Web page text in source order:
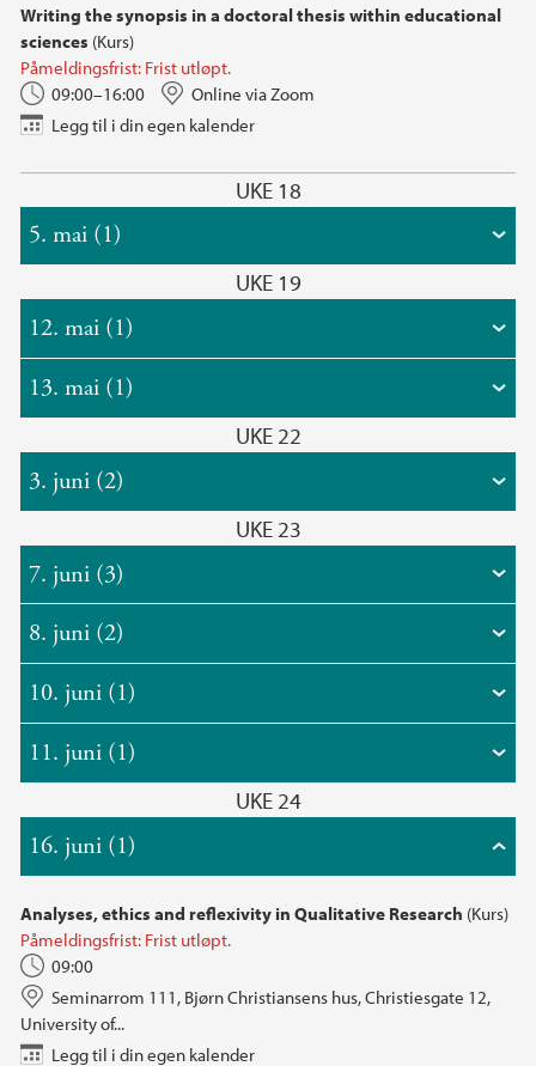
Writing the synopsis in a doctoral thesis within educational
sciences (Kurs)
Påmeldingsfrist: Frist utløpt.
09:00–16:00
Online via Zoom
Legg til i din egen kalender
UKE 18
5. mai (1)
UKE 19
12. mai (1)
13. mai (1)
UKE 22
3. juni (2)
UKE 23
7. juni (3)
8. juni (2)
10. juni (1)
11. juni (1)
UKE 24
16. juni (1)
Analyses, ethics and reflexivity in Qualitative Research (Kurs)
Påmeldingsfrist: Frist utløpt.
09:00
Seminarrom 111, Bjørn Christiansens hus, Christiesgate 12,
University of...
Legg til i din egen kalender